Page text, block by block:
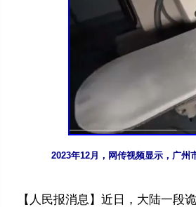
2023年12月，网传视频显示，广州
【人民报消息】近日，大陆一段